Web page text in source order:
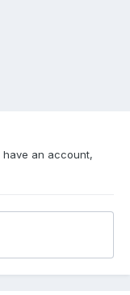
have an account,